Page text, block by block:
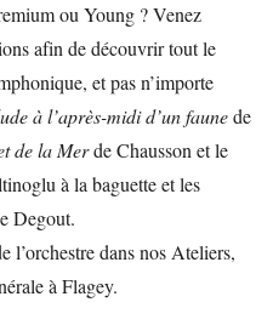
ou Young ? Venez
afin de découvrir tout le
et pas n’importe
à l’après-midi d’un faunede
de la Merde Chausson et le
à la baguette et les
Degout.
l’orchestre dans nos Ateliers,
à Flagey.